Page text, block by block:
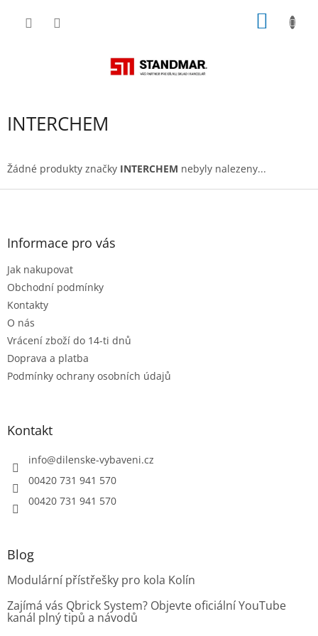
INTERCHEM
Žádné produkty značky INTERCHEM nebyly nalezeny...
Z
Informace pro vás
Jak nakupovat
Obchodní podmínky
Kontakty
O nás
Vrácení zboží do 14-ti dnů
Doprava a platba
Podmínky ochrany osobních údajů
Kontakt
info@dilenske-vybaveni.cz
00420 731 941 570
00420 731 941 570
Blog
Modulární přístřešky pro kola Kolín
Zajímá vás Qbrick System? Objevte oficiální YouTube
kanál plný tipů a návodů